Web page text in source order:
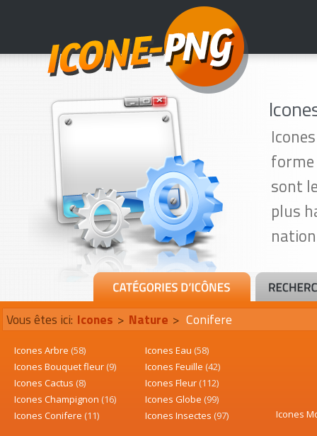
sont
plus
Vous êtes ici: Icones > Nature > Conifere
Icones Arbre (58)
Icones Bouquet fleur(9)
Icones Cactus (8)
Icones Champignon (16)
Icones Conifere (11)
Icones Eau (58)
Icones Feuille (42)
Icones Fleur(112)
Icones Globe (99)
Icones Insectes (97) Icones